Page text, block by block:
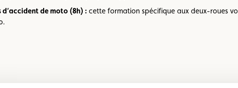
d’accident de moto (8h) : cette formation spécifique aux deux-roues